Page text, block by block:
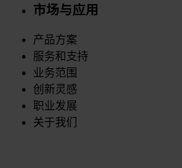
市场与应用
产品方案
服务和支持
业务范围
创新灵感
职业发展
关于我们